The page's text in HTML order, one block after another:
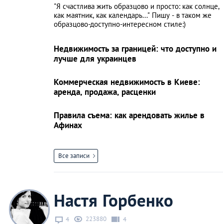
"Я счастлива жить образцово и просто: как солнце,
как маятник, как календарь..." Пишу - в таком же
образцово-доступно-интересном стиле:)
Недвижимость за границей: что доступно и
лучше для украинцев
Коммерческая недвижимость в Киеве:
аренда, продажа, расценки
Правила съема: как арендовать жилье в
Афинах
Все записи
Настя Горбенко
4 223880 4